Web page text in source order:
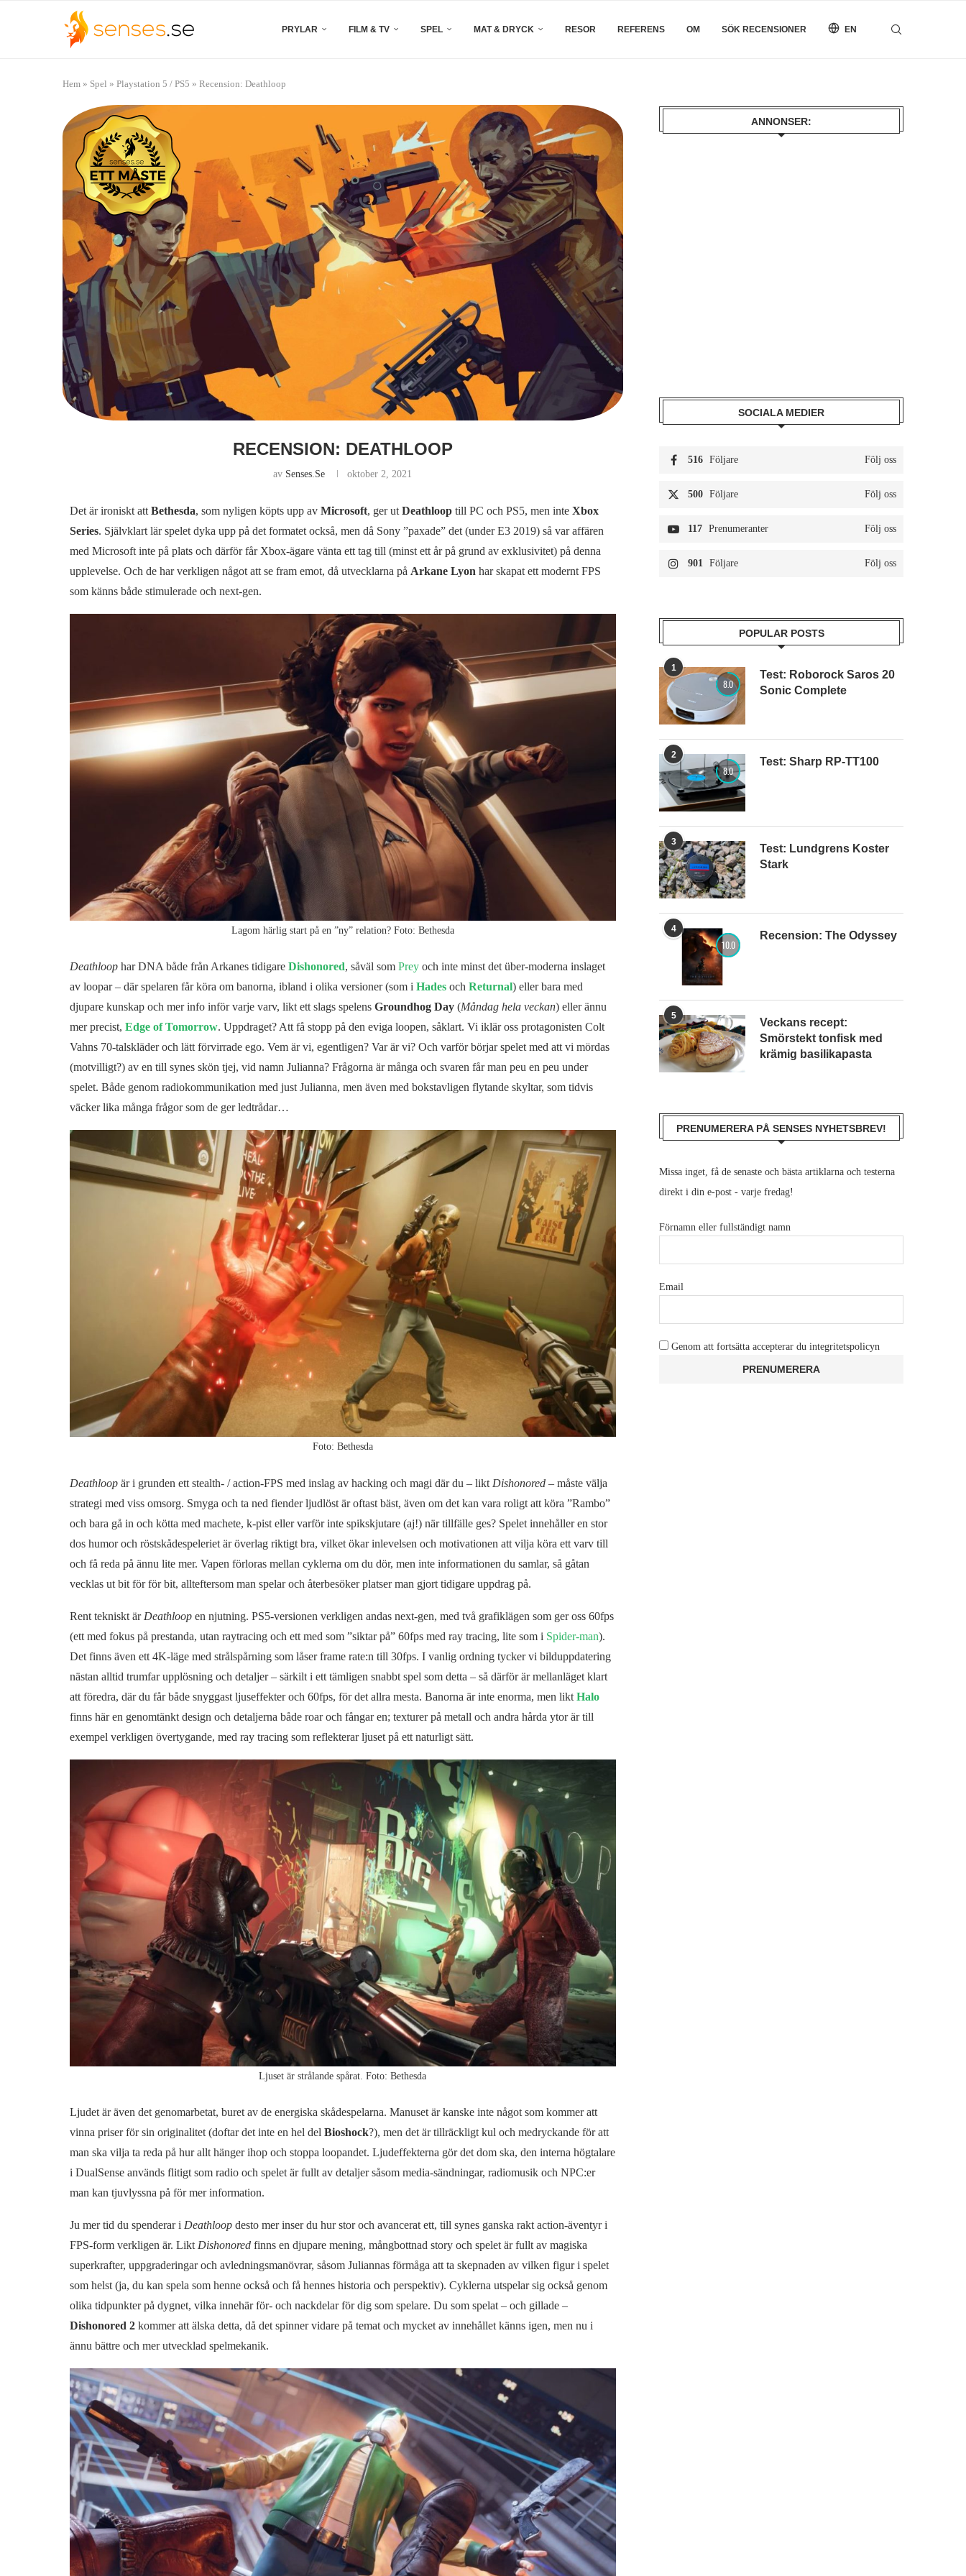
PRYLAR FILM & TV SPEL MAT & DRYCK RESOR REFERENS OM SÖK RECENSIONER EN
Hem » Spel » Playstation 5 / PS5 » Recension: Deathloop
RECENSION: DEATHLOOP
av Senses.se oktober 2, 2021
Det är ironiskt att Bethesda, som nyligen köpts upp av Microsoft, ger ut Deathlooptill PC och PS5, men inte Xbox
Series. Självklart lär spelet dyka upp på det formatet också, men då Sony ”paxade” det (under E3 2019) så var affären
med Microsoft inte på plats och därför får Xbox-ägare vänta ett tag till (minst ett år på grund av exklusivitet) på denna
upplevelse. Och de har verkligen något att se fram emot, då utvecklarna på Arkane Lyon har skapat ett modernt FPS
som känns både stimulerade och next-gen.
Lagom härlig start på en ”ny” relation? Foto: Bethesda
Deathloophar DNA både från Arkanes tidigare Dishonored, såväl som Preyoch inte minst det über-moderna inslaget
av loopar – där spelaren får köra om banorna, ibland i olika versioner (som i Hadesoch Returnal) eller bara med
djupare kunskap och mer info inför varje varv, likt ett slags spelens Groundhog Day(Måndag hela veckan) eller ännu
mer precist, Edge of Tomorrow. Uppdraget? Att få stopp på den eviga loopen, såklart. Vi iklär oss protagonisten Colt
Vahns 70-talskläder och lätt förvirrade ego. Vem är vi, egentligen? Var är vi? Och varför börjar spelet med att vi mördas
(motvilligt?) av en till synes skön tjej, vid namn Julianna? Frågorna är många och svaren får man peu en peu under
spelet. Både genom radiokommunikation med just Julianna, men även med bokstavligen flytande skyltar, som tidvis
väcker lika många frågor som de ger ledtrådar…
Foto: Bethesda
Deathloopär i grunden ett stealth- / action-FPS med inslag av hacking och magi där du – likt Dishonored– måste välja
strategi med viss omsorg. Smyga och ta ned fiender ljudlöst är oftast bäst, även om det kan vara roligt att köra ”Rambo”
och bara gå in och kötta med machete, k-pist eller varför inte spikskjutare (aj!) när tillfälle ges? Spelet innehåller en stor
dos humor och röstskådespeleriet är överlag riktigt bra, vilket ökar inlevelsen och motivationen att vilja köra ett varv till
och få reda på ännu lite mer. Vapen förloras mellan cyklerna om du dör, men inte informationen du samlar, så gåtan
vecklas ut bit för för bit, allteftersom man spelar och återbesöker platser man gjort tidigare uppdrag på.
Rent tekniskt är Deathloopen njutning. PS5-versionen verkligen andas next-gen, med två grafiklägen som ger oss 60fps
(ett med fokus på prestanda, utan raytracing och ett med som ”siktar på” 60fps med ray tracing, lite som i Spider-man).
Det finns även ett 4K-läge med strålspårning som låser frame rate:n till 30fps. I vanlig ordning tycker vi bilduppdatering
nästan alltid trumfar upplösning och detaljer – särkilt i ett tämligen snabbt spel som detta – så därför är mellanläget klart
att föredra, där du får både snyggast ljuseffekter och 60fps, för det allra mesta. Banorna är inte enorma, men likt Halo
finns här en genomtänkt design och detaljerna både roar och fångar en; texturer på metall och andra hårda ytor är till
exempel verkligen övertygande, med ray tracing som reflekterar ljuset på ett naturligt sätt.
Ljuset är strålande spårat. Foto: Bethesda
Ljudet är även det genomarbetat, buret av de energiska skådespelarna. Manuset är kanske inte något som kommer att
vinna priser för sin originalitet (doftar det inte en hel del Bioshock?), men det är tillräckligt kul och medryckande för att
man ska vilja ta reda på hur allt hänger ihop och stoppa loopandet. Ljudeffekterna gör det dom ska, den interna högtalare
i DualSense används flitigt som radio och spelet är fullt av detaljer såsom media-sändningar, radiomusik och NPC:er
man kan tjuvlyssna på för mer information.
Ju mer tid du spenderar i Deathloopdesto mer inser du hur stor och avancerat ett, till synes ganska rakt action-äventyr i
FPS-form verkligen är. Likt Dishonoredfinns en djupare mening, mångbottnad story och spelet är fullt av magiska
superkrafter, uppgraderingar och avledningsmanövrar, såsom Juliannas förmåga att ta skepnaden av vilken figur i spelet
som helst (ja, du kan spela som henne också och få hennes historia och perspektiv). Cyklerna utspelar sig också genom
olika tidpunkter på dygnet, vilka innehär för- och nackdelar för dig som spelare. Du som spelat – och gillade –
Dishonored 2kommer att älska detta, då det spinner vidare på temat och mycket av innehållet känns igen, men nu i
ännu bättre och mer utvecklad spelmekanik.
ANNONSER:
SOCIALA MEDIER
516 Följare Följ oss
500 Följare Följ oss
117 Prenumeranter Följ oss
901 Följare Följ oss
POPULAR POSTS
1
8.0
Test: Roborock Saros 20
Sonic Complete
2
8.0
Test: Sharp RP-TT100
3
Test: Lundgrens Koster
Stark
4
10.0
Recension: The Odyssey
5
Veckans recept:
Smörstekt tonfisk med
krämig basilikapasta
PRENUMERERA PÅ SENSES NYHETSBREV!
Missa inget, få de senaste och bästa artiklarna och testerna
direkt i din e-post - varje fredag!
Förnamn eller fullständigt namn
Email
Genom att fortsätta accepterar du integritetspolicyn